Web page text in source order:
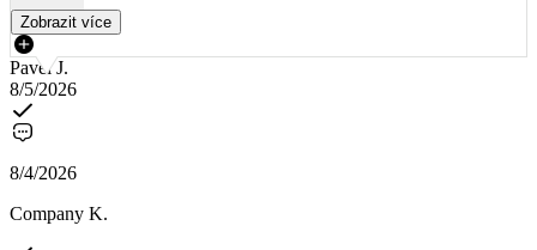
Zobrazit více
Pavel J.
8/5/2026
8/4/2026
Company K.